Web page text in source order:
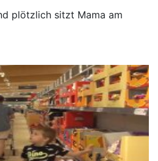
plötzlich sitzt Mama am